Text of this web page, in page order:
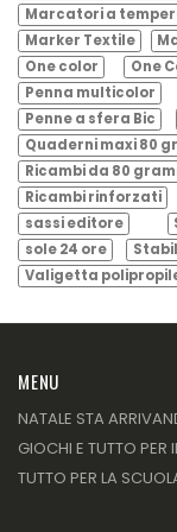
Marcatori a
Marker Textile
One color
One
Penna multicolor
Penne a sfera Bic
Quaderni maxi 80
Ricambi da 80
Ricambi rinforzati
sassi editore
sole 24 ore
Valigetta
MENU
NATALE STA
GIOCHI E TUTTO PER
TUTTO PER LA